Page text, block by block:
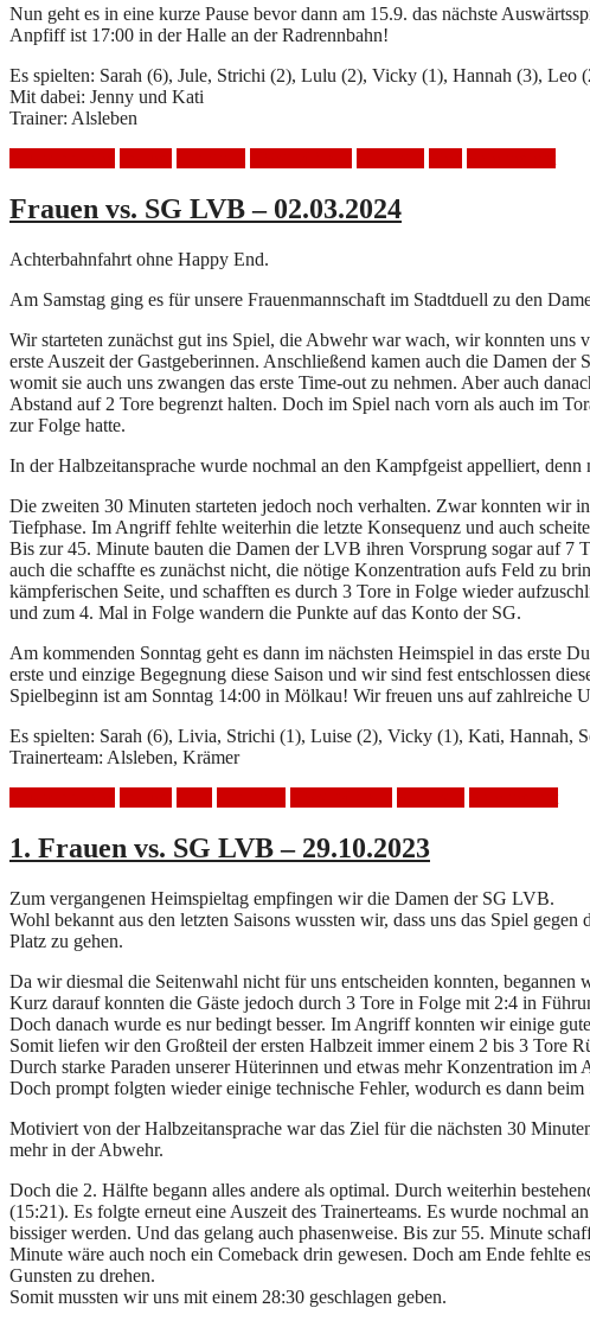
Nun geht es in eine kurze Pause bevor dann am 15.9. das nächste
Anpfiff ist 17:00 in der Halle an der Radrennbahn!
Es spielten: Sarah (6), Jule, Strichi (2), Lulu (2), Vicky (1), Hannah (3),
Mit dabei: Jenny und Kati
Trainer: Alsleben
Frauen vs. SG LVB – 02.03.2024
Achterbahnfahrt ohne Happy End.
Am Samstag ging es für unsere Frauenmannschaft im Stadtduell zu den
Wir starteten zunächst gut ins Spiel, die Abwehr war wach, wir konnten
erste Auszeit der Gastgeberinnen. Anschließend kamen auch die Damen
womit sie auch uns zwangen das erste Time-out zu nehmen. Aber auch
Abstand auf 2 Tore begrenzt halten. Doch im Spiel nach vorn als auch im
zur Folge hatte.
In der Halbzeitansprache wurde nochmal an den Kampfgeist appelliert,
Die zweiten 30 Minuten starteten jedoch noch verhalten. Zwar konnten wir
Tiefphase. Im Angriff fehlte weiterhin die letzte Konsequenz und auch
Bis zur 45. Minute bauten die Damen der LVB ihren Vorsprung sogar auf 7
auch die schaffte es zunächst nicht, die nötige Konzentration aufs Feld zu
kämpferischen Seite, und schafften es durch 3 Tore in Folge wieder
und zum 4. Mal in Folge wandern die Punkte auf das Konto der SG.
Am kommenden Sonntag geht es dann im nächsten Heimspiel in das erste
erste und einzige Begegnung diese Saison und wir sind fest entschlossen
Spielbeginn ist am Sonntag 14:00 in Mölkau! Wir freuen uns auf zahlreiche
Es spielten: Sarah (6), Livia, Strichi (1), Luise (2), Vicky (1), Kati, Hannah,
Trainerteam: Alsleben, Krämer
1. Frauen vs. SG LVB – 29.10.2023
Zum vergangenen Heimspieltag empfingen wir die Damen der SG LVB.
Wohl bekannt aus den letzten Saisons wussten wir, dass uns das Spiel
Platz zu gehen.
Da wir diesmal die Seitenwahl nicht für uns entscheiden konnten,
Kurz darauf konnten die Gäste jedoch durch 3 Tore in Folge mit 2:4 in
Doch danach wurde es nur bedingt besser. Im Angriff konnten wir einige
Somit liefen wir den Großteil der ersten Halbzeit immer einem 2 bis 3 Tore
Durch starke Paraden unserer Hüterinnen und etwas mehr Konzentration
Doch prompt folgten wieder einige technische Fehler, wodurch es dann
Motiviert von der Halbzeitansprache war das Ziel für die nächsten 30
mehr in der Abwehr.
Doch die 2. Hälfte begann alles andere als optimal. Durch weiterhin
(15:21). Es folgte erneut eine Auszeit des Trainerteams. Es wurde nochmal
bissiger werden. Und das gelang auch phasenweise. Bis zur 55. Minute
Minute wäre auch noch ein Comeback drin gewesen. Doch am Ende fehlte
Gunsten zu drehen.
Somit mussten wir uns mit einem 28:30 geschlagen geben.